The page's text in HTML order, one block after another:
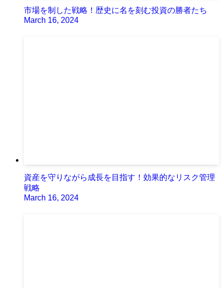
市場を制した戦略！歴史に名を刻む投資の勝者たち
March 16, 2024
資産を守りながら成長を目指す！効果的なリスク管理
戦略
March 16, 2024